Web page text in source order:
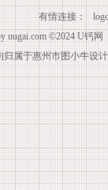
有情连接：
uugai.com ©2024 U钙网
属于惠州市图小牛设